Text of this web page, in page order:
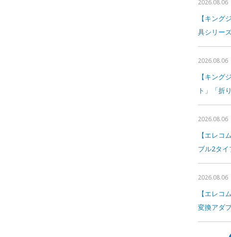
2026.08.06
【キング
具シリー
2026.08.06
【キング
ト」「折
2026.08.06
【エレコ
ブル2タ
2026.08.06
【エレコ
変換アダ